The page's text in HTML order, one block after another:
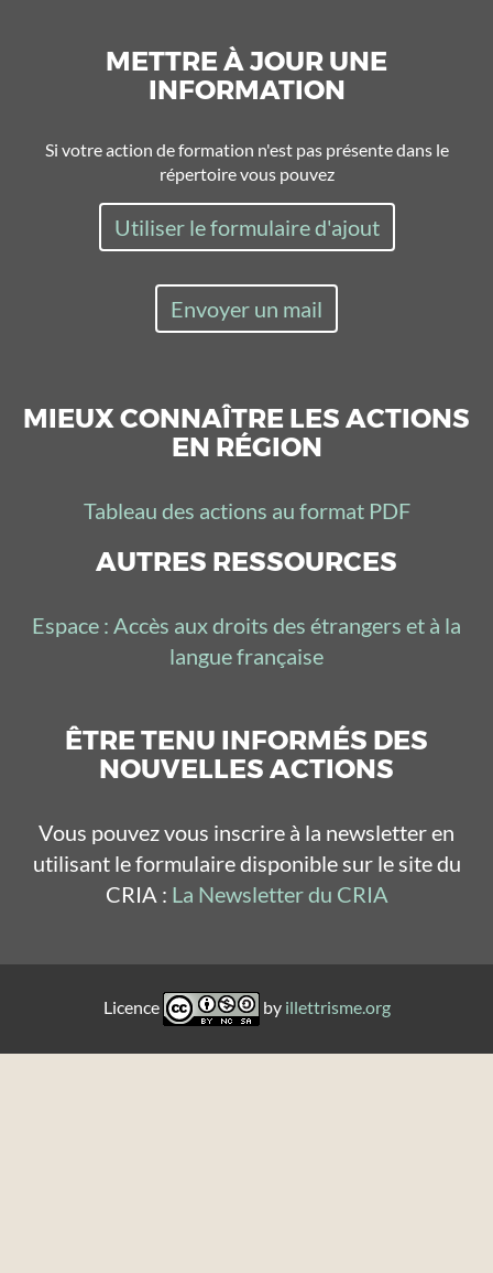
METTRE À JOUR UNE
INFORMATION
Si votre action de formation n'est pas présente dans le
répertoire vous pouvez
Utiliser le formulaire d'ajout
Envoyer un mail
MIEUX CONNAÎTRE LES ACTIONS
EN RÉGION
Tableau des actions au format PDF
AUTRES RESSOURCES
Espace : Accès aux droits des étrangers et à la
langue française
ÊTRE TENU INFORMÉS DES
NOUVELLES ACTIONS
Vous pouvez vous inscrire à la newsletter en
utilisant le formulaire disponible sur le site du
CRIA : La Newsletter du CRIA
Licence by illettrisme.org